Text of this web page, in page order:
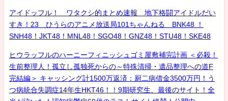
アイドッフル！ ワタクシ的まとめ速報 地下格闘アイドルだい
すき！23 ひうらのアニメ放送局101ちゃんねる BNK48 ！
SNH48！JKT48！MNL48！SGO48！GNZ48！STU48！SKE48
ヒウラッフルのハーニーフィニッシュゴミ屋敷補完計画 ＜必殺！
生前整理人！孤立し孤独死からの～特殊清掃・遺品整理への道F
完結編＞ キャッシング計1500万返済：厨二病借金3500万円！う
つ病統合失調症14年生HKT46！！9期研究生、最後のサイト！全